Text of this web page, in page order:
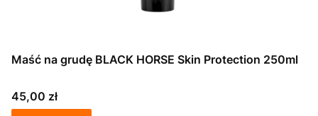
Maść na grudę BLACK HORSE Skin Protection 250ml
Cena
45,00 zł